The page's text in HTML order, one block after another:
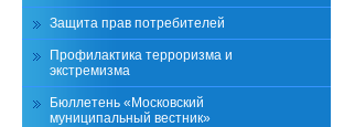
Защита прав потребителей
Профилактика терроризма и
экстремизма
Бюллетень «Московский
муниципальный вестник»